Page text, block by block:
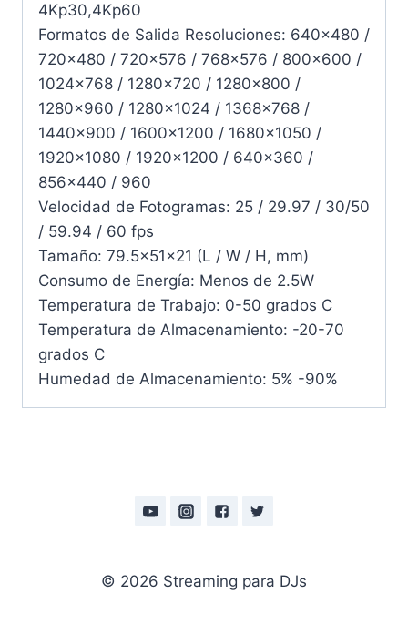
4Kp30,4Kp60
Formatos de Salida Resoluciones: 640×480 /
720×480 / 720×576 / 768×576 / 800×600 /
1024×768 / 1280×720 / 1280×800 /
1280×960 / 1280×1024 / 1368×768 /
1440×900 / 1600×1200 / 1680×1050 /
1920×1080 / 1920×1200 / 640×360 /
856×440 / 960
Velocidad de Fotogramas: 25 / 29.97 / 30/50
/ 59.94 / 60 fps
Tamaño: 79.5x51x21 (L / W / H, mm)
Consumo de Energía: Menos de 2.5W
Temperatura de Trabajo: 0-50 grados C
Temperatura de Almacenamiento: -20-70
grados C
Humedad de Almacenamiento: 5% -90%
© 2026 Streaming para DJs